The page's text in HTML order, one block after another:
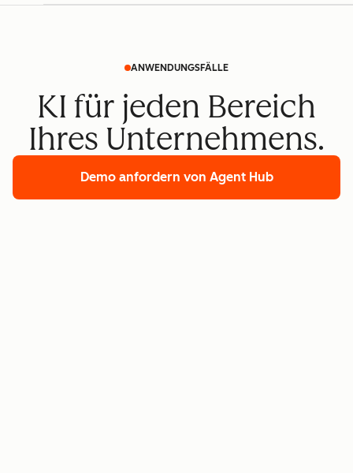
ANWENDUNGSFÄLLE
KI für jeden Bereich
Ihres Unternehmens.
Demo anfordern von Agent Hub